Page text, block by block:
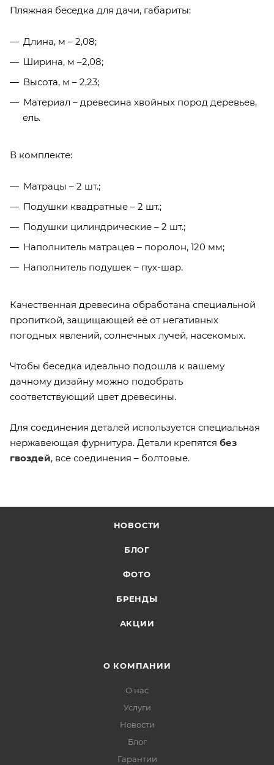
Пляжная беседка для дачи, габариты:
Длина, м – 2,08;
Ширина, м –2,08;
Высота, м – 2,23;
Материал – древесина хвойных пород деревьев,
ель.
В комплекте:
Матрацы – 2 шт.;
Подушки квадратные – 2 шт.;
Подушки цилиндрические – 2 шт.;
Наполнитель матрацев – поролон, 120 мм;
Наполнитель подушек – пух-шар.
Качественная древесина обработана специальной
пропиткой, защищающей её от негативных
погодных явлений, солнечных лучей, насекомых.
Чтобы беседка идеально подошла к вашему
дачному дизайну можно подобрать
соответствующий цвет древесины.
Для соединения деталей используется специальная
нержавеющая фурнитура. Детали крепятся без
гвоздей, все соединения – болтовые.
НОВОСТИ
БЛОГ
ФОТО
БРЕНДЫ
АКЦИИ
О КОМПАНИИ
О нас
Услуги
Новости
Блог
Гарантии